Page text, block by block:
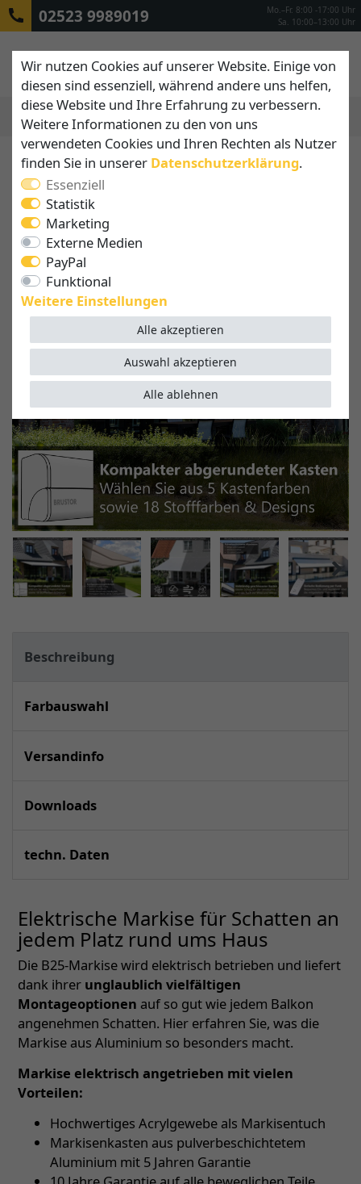
02523 9989019
Mo.–Fr. 8:00 -17:00 Uhr
Sa. 10:00–13:00 Uhr
Beschreibung
Farbauswahl
Versandinfo
Downloads
techn. Daten
Elektrische Markise für Schatten an
jedem Platz rund ums Haus
Die B25-Markise wird elektrisch betrieben und liefert
dank ihrer unglaublich vielfältigen
Montageoptionen auf so gut wie jedem Balkon
angenehmen Schatten. Hier erfahren Sie, was die
Markise aus Aluminium so besonders macht.
Markise elektrisch angetrieben mit vielen
Vorteilen:
Hochwertiges Acrylgewebe als Markisentuch
Markisenkasten aus pulverbeschichtetem
Aluminium mit 5 Jahren Garantie
Wir nutzen Cookies auf unserer Website. Einige von
diesen sind essenziell, während andere uns helfen,
diese Website und Ihre Erfahrung zu verbessern.
Weitere Informationen zu den von uns
verwendeten Cookies und Ihren Rechten als Nutzer
finden Sie in unserer Daten­schutz­erklärung.
Essenziell
Statistik
Marketing
Externe Medien
PayPal
Funktional
Weitere Einstellungen
Alle akzeptieren
Alle ablehnen
Auswahl akzeptieren